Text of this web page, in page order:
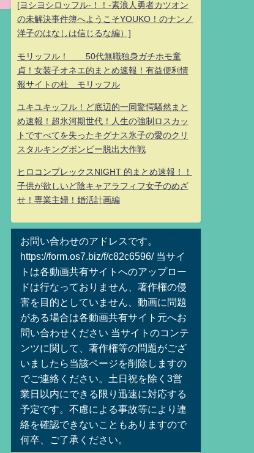
[ヨシヨシロッフル-！！-素浪人勇者カツオン
の未解決事件簿へようこそYOUKO！のナンノ
洋子のはなしは信じるな編）]
モリッフル！ 50代無職独身ガチホモ童
貞！女装子オネエ的まとめ速報！有益便利情
報サイトの杜 モリッフル
ユキユキッフル！ど底辺的一同驚愕騒然まと
め速報！超氷河期世代！人生の強制ロスカッ
トですべてを失ったキグナス氷子の愛のクリ
スタルキングボンビー脱出大作戦
ヒロコンプレックスNIGHT 的まとめ速報！！
子供が欲しいど陰キャアラフィフ女子のめざ
せ！専業主婦！婚活計画編
お問い合わせのアドレスです。
https://form.os7.biz/f/c82c6596/ 当サイ
トは各動画共有サイトへのアップロー
ドは行なっておりません、著作権の侵
害を目的としていません、動画に問題
がある場合は各動画共有サイト元へお
問い合わせください 当サイトのコンテ
ンツに関して、著作権等の問題がござ
いましたら当該ページを削除しますの
でご連絡ください。土日祝を除く3営
業日以内にできる限り迅速に対応する
予定です。不慮による事故等により連
絡を確認できないこともありますので
何卒、ご了承ください。